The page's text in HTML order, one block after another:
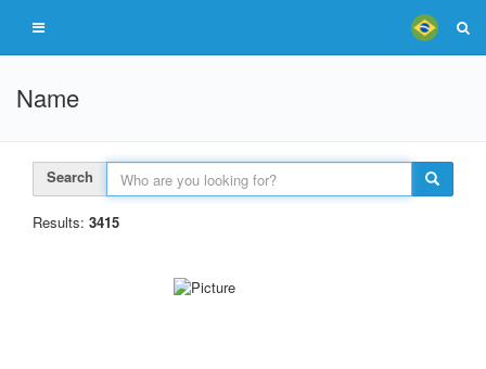
Name
Search
Results: 3415